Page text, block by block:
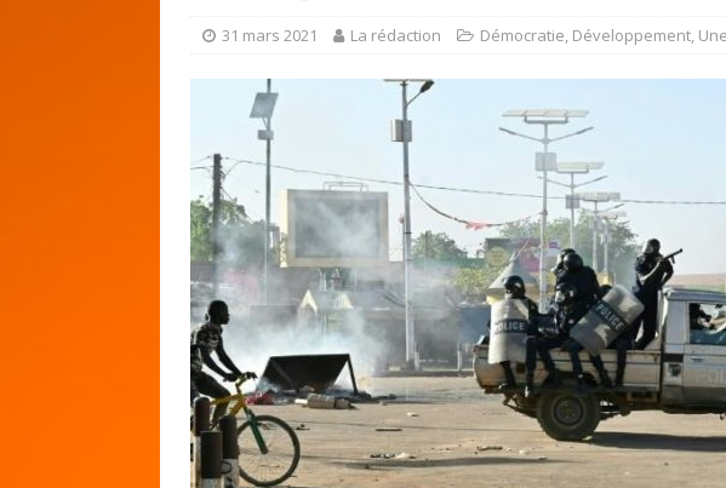
31 mars 2021 La rédaction Démocratie, Développement, Une